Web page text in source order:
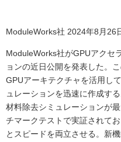
ModuleWorks社 2024年8月26
ModuleWorks社がGPUアクセ
ョンの近日公開を発表した。
GPUアーキテクチャを活用し
ュレーションを迅速に作成す
材料除去シミュレーションが
チマークテストで実証されて
とスピードを両立させる。新